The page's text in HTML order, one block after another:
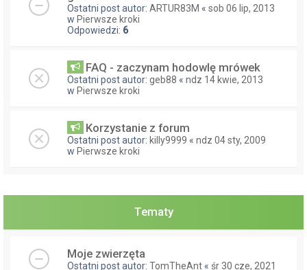
Ostatni post autor: ARTUR83M « sob 06 lip, 2013
w Pierwsze kroki
Odpowiedzi: 6
FAQ - zaczynam hodowlę mrówek
Ostatni post autor: geb88 « ndz 14 kwie, 2013
w Pierwsze kroki
Korzystanie z forum
Ostatni post autor: killy9999 « ndz 04 sty, 2009
w Pierwsze kroki
Tematy
Moje zwierzęta
Ostatni post autor: TomTheAnt « śr 30 cze, 2021